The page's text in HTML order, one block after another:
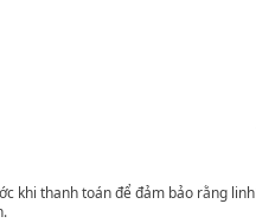
khi thanh toán để đảm bảo rằng linh